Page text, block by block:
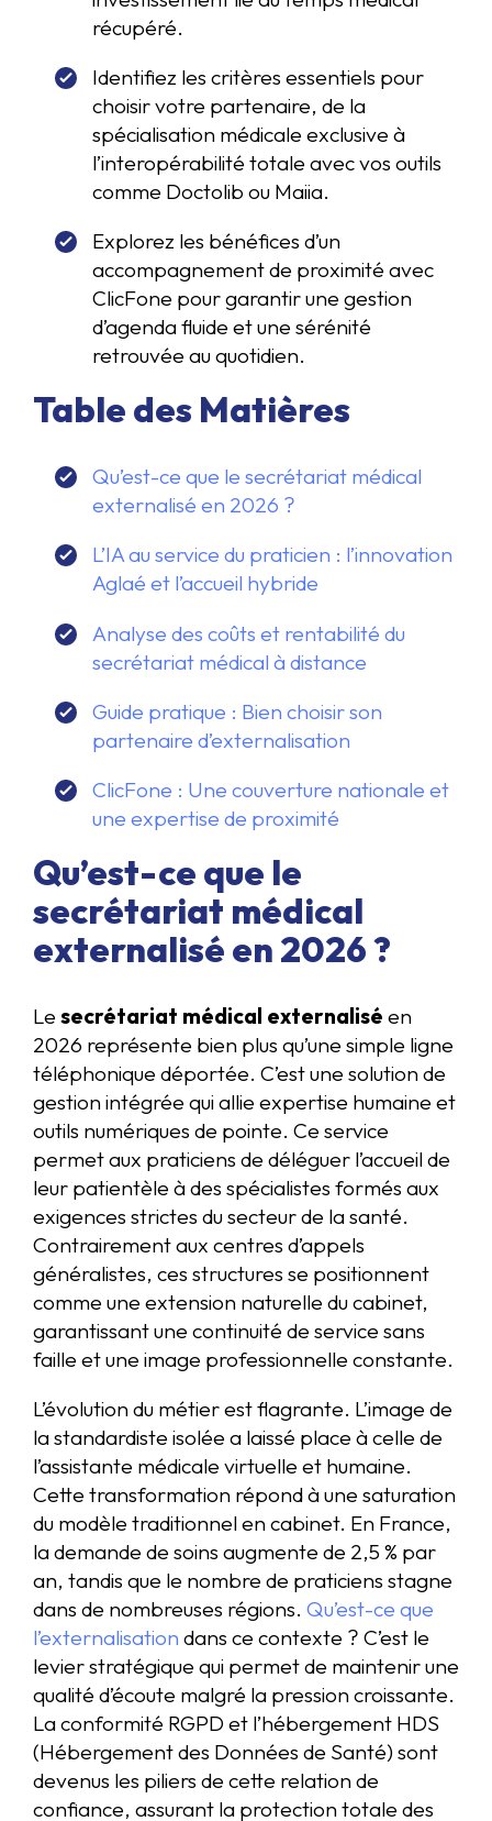
récupéré.
Identifiez les critères essentiels pour
choisir votre partenaire, de la
spécialisation médicale exclusive à
l’interopérabilité totale avec vos outils
comme Doctolib ou Maiia.
Explorez les bénéfices d’un
accompagnement de proximité avec
ClicFone pour garantir une gestion
d’agenda fluide et une sérénité
retrouvée au quotidien.
Table des Matières
Qu’est-ce que le secrétariat médical
externalisé en 2026 ?
L’IA au service du praticien : l’innovation
Aglaé et l’accueil hybride
Analyse des coûts et rentabilité du
secrétariat médical à distance
Guide pratique : Bien choisir son
partenaire d’externalisation
ClicFone : Une couverture nationale et
une expertise de proximité
Qu’est-ce que le
secrétariat médical
externalisé en 2026 ?
Le secrétariat médical externalisé en
2026 représente bien plus qu’une simple ligne
téléphonique déportée. C’est une solution de
gestion intégrée qui allie expertise humaine et
outils numériques de pointe. Ce service
permet aux praticiens de déléguer l’accueil de
leur patientèle à des spécialistes formés aux
exigences strictes du secteur de la santé.
Contrairement aux centres d’appels
généralistes, ces structures se positionnent
comme une extension naturelle du cabinet,
garantissant une continuité de service sans
faille et une image professionnelle constante.
L’évolution du métier est flagrante. L’image de
la standardiste isolée a laissé place à celle de
l’assistante médicale virtuelle et humaine.
Cette transformation répond à une saturation
du modèle traditionnel en cabinet. En France,
la demande de soins augmente de 2,5 % par
an, tandis que le nombre de praticiens stagne
dans de nombreuses régions. Qu’est-ce que
l’externalisation dans ce contexte ? C’est le
levier stratégique qui permet de maintenir une
qualité d’écoute malgré la pression croissante.
La conformité RGPD et l’hébergement HDS
(Hébergement des Données de Santé) sont
devenus les piliers de cette relation de
confiance, assurant la protection totale des